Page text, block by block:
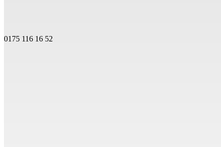
0175 116 16 52